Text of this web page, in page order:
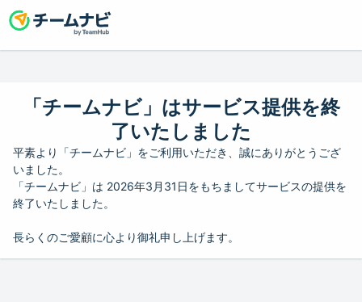
「チームナビ」はサービス提供を終
了いたしました
平素より「チームナビ」をご利用いただき、誠にありがとうござ
いました。
「チームナビ」は 2026年3月31日をもちましてサービスの提供を
終了いたしました。
長らくのご愛顧に心より御礼申し上げます。